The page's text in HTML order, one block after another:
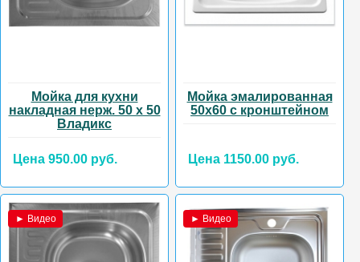
Мойка для кухни
накладная нерж. 50 х 50
Владикс
Цена 950.00 руб.
Мойка эмалированная
50х60 с кронштейном
Цена 1150.00 руб.
► Видео ► Видео